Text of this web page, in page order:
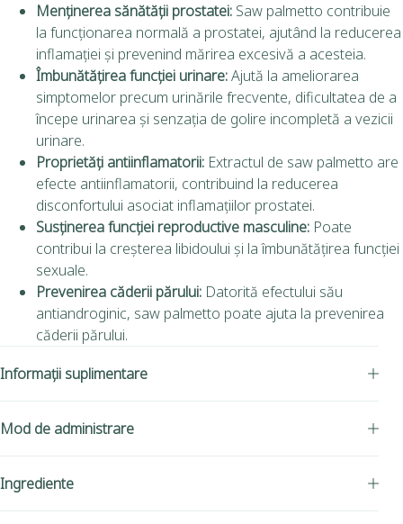
Menținerea sănătății prostatei: Saw palmetto contribuie
la funcționarea normală a prostatei, ajutând la reducerea
inflamației și prevenind mărirea excesivă a acesteia.
Îmbunătățirea funcției urinare:Ajută la ameliorarea
simptomelor precum urinările frecvente, dificultatea de a
începe urinarea și senzația de golire incompletă a vezicii
urinare.
Proprietăți antiinflamatorii: Extractul de saw palmetto are
efecte antiinflamatorii, contribuind la reducerea
disconfortului asociat inflamațiilor prostatei.
Susținerea funcției reproductive masculine: Poate
contribui la creșterea libidoului și la îmbunătățirea funcției
sexuale.
Prevenirea căderii părului: Datorită efectului său
antiandroginic, saw palmetto poate ajuta la prevenirea
căderii părului.
Informații suplimentare
Mod de administrare
Ingrediente